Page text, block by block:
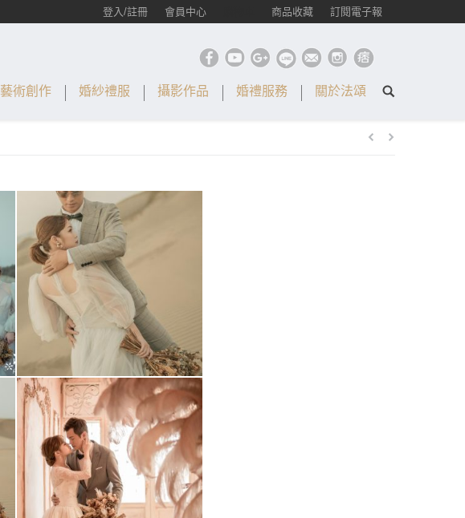
登入/註冊 會員中心 商品收藏 訂閱電子報
藝術創作 婚紗禮服 攝影作品 婚禮服務 關於法頌